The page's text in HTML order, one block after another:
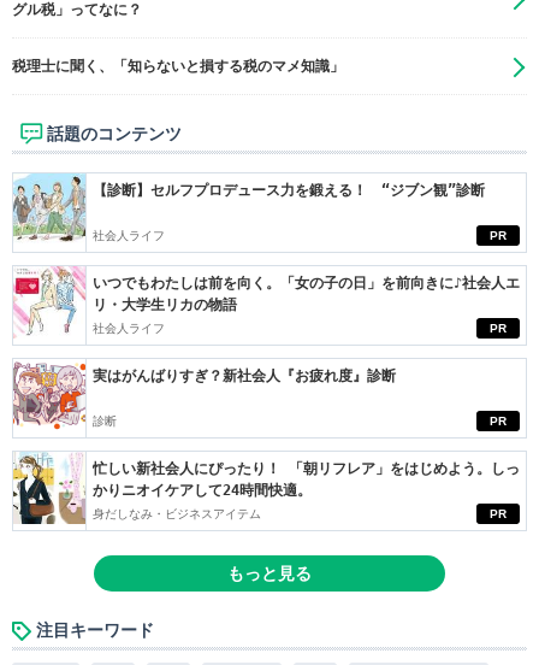
グル税」ってなに？
税理士に聞く、「知らないと損する税のマメ知識」
話題のコンテンツ
PR
【診断】セルフプロデュース力を鍛える！ “ジブン観”診断
社会人ライフ
PR
いつでもわたしは前を向く。「女の子の日」を前向きに♪社会人エ
リ・大学生リカの物語
社会人ライフ
PR
実はがんばりすぎ？新社会人『お疲れ度』診断
診断
PR
忙しい新社会人にぴったり！ 「朝リフレア」をはじめよう。しっ
かりニオイケアして24時間快適。
身だしなみ・ビジネスアイテム
もっと見る
注目キーワード